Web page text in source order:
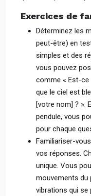
Exercices de
Déterminez les
peut-être) en
simples et des
vous pouvez
comme « Est-ce
que le ciel est
[votre nom] ? ».
pendule, vous
pour chaque
Familiariser-
vos réponses.
unique. Vous
mouvements du
vibrations qui se